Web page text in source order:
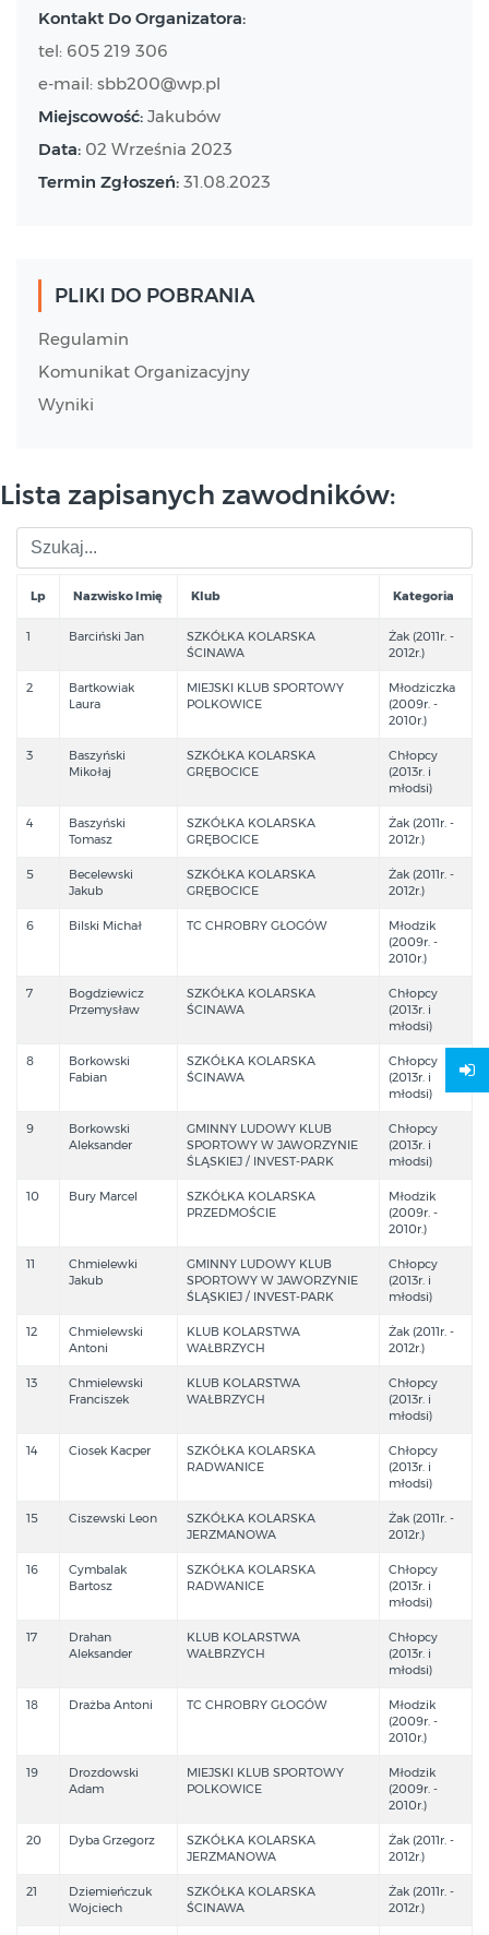
Kontakt Do Organizatora:
tel: 605 219 306
e-mail: sbb200@wp.pl
Miejscowość: Jakubów
Data: 02 Września 2023
Termin Zgłoszeń: 31.08.2023
PLIKI DO POBRANIA
Regulamin
Komunikat Organizacyjny
Wyniki
Lista zapisanych zawodników:
Lp Nazwisko Imię Klub Kategoria
1 Barciński Jan
SZKÓŁKA KOLARSKA
ŚCINAWA
Żak (2011r. -
2012r.)
2
Bartkowiak
Laura
MIEJSKI KLUB SPORTOWY
POLKOWICE
Młodziczka
(2009r. -
2010r.)
3
Baszyński
Mikołaj
SZKÓŁKA KOLARSKA
GRĘBOCICE
Chłopcy
(2013r. i
młodsi)
4
Baszyński
Tomasz
SZKÓŁKA KOLARSKA
GRĘBOCICE
Żak (2011r. -
2012r.)
5
Becelewski
Jakub
SZKÓŁKA KOLARSKA
GRĘBOCICE
Żak (2011r. -
2012r.)
6 Bilski Michał TC CHROBRY GŁOGÓW
Młodzik
(2009r. -
2010r.)
7
Bogdziewicz
Przemysław
SZKÓŁKA KOLARSKA
ŚCINAWA
Chłopcy
(2013r. i
młodsi)
8
Borkowski
Fabian
SZKÓŁKA KOLARSKA
ŚCINAWA
Chłopcy
(2013r. i
młodsi)
9
Borkowski
Aleksander
GMINNY LUDOWY KLUB
SPORTOWY W JAWORZYNIE
ŚLĄSKIEJ / INVEST-PARK
Chłopcy
(2013r. i
młodsi)
10 Bury Marcel
SZKÓŁKA KOLARSKA
PRZEDMOŚCIE
Młodzik
(2009r. -
2010r.)
11
Chmielewki
Jakub
GMINNY LUDOWY KLUB
SPORTOWY W JAWORZYNIE
ŚLĄSKIEJ / INVEST-PARK
Chłopcy
(2013r. i
młodsi)
12
Chmielewski
Antoni
KLUB KOLARSTWA
WAŁBRZYCH
Żak (2011r. -
2012r.)
13
Chmielewski
Franciszek
KLUB KOLARSTWA
WAŁBRZYCH
Chłopcy
(2013r. i
młodsi)
14 Ciosek Kacper
SZKÓŁKA KOLARSKA
RADWANICE
Chłopcy
(2013r. i
młodsi)
15 Ciszewski Leon
SZKÓŁKA KOLARSKA
JERZMANOWA
Żak (2011r. -
2012r.)
16
Cymbalak
Bartosz
SZKÓŁKA KOLARSKA
RADWANICE
Chłopcy
(2013r. i
młodsi)
17
Drahan
Aleksander
KLUB KOLARSTWA
WAŁBRZYCH
Chłopcy
(2013r. i
młodsi)
18 Drażba Antoni TC CHROBRY GŁOGÓW
Młodzik
(2009r. -
2010r.)
19
Drozdowski
Adam
MIEJSKI KLUB SPORTOWY
POLKOWICE
Młodzik
(2009r. -
2010r.)
20 Dyba Grzegorz
SZKÓŁKA KOLARSKA
JERZMANOWA
Żak (2011r. -
2012r.)
21
Dziemieńczuk
Wojciech
SZKÓŁKA KOLARSKA
ŚCINAWA
Żak (2011r. -
2012r.)